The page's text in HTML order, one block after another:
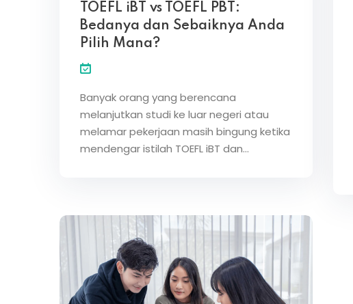
TOEFL iBT vs TOEFL PBT:
Bedanya dan Sebaiknya Anda
Pilih Mana?
Banyak orang yang berencana
melanjutkan studi ke luar negeri atau
melamar pekerjaan masih bingung ketika
mendengar istilah TOEFL iBT dan…